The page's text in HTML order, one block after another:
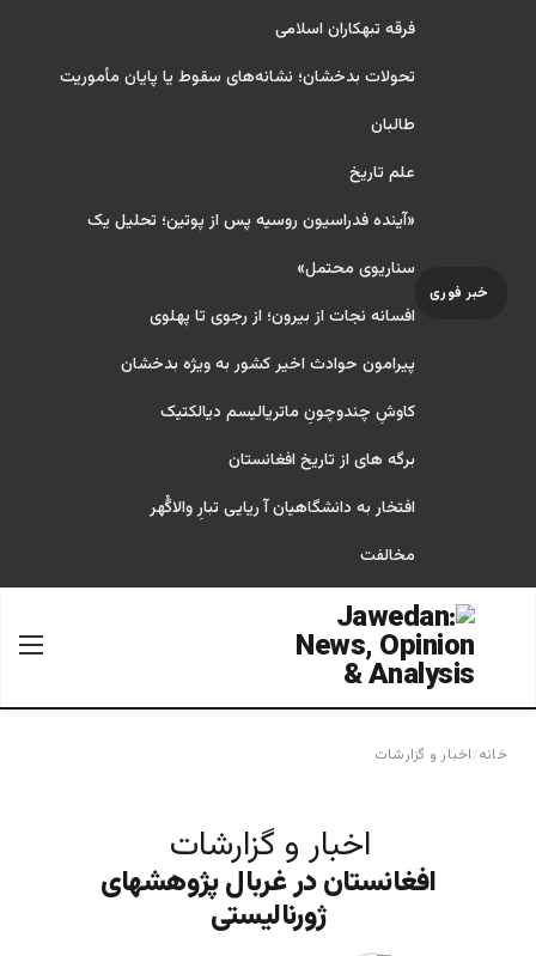
خبر فوری
فرقه تبهکاران اسلامی
تحولات بدخشان؛ نشانه‌های سقوط یا پایان مأموریت
طالبان
علم تاریخ
«آینده فدراسیون روسیه پس از پوتین؛ تحلیل یک
سناریوی محتمل»
افسانه نجات از بیرون؛ از رجوی تا پهلوی
پیرامون حوادث اخیر کشور به ویژه بدخشان
کاوشِ چندو‌چونِ ماتریالیسم دیالکتیک
برگه های از تاریخ افغانستان
افتخار به دانشگاهیان آ ریایی تبارِ والاگُهر
مخالفت
جستجو برای
خانه/اخبار و گزارشات
اخبار و گزارشات
افغانستان در غربال پژوهشهای
ژورنالیستی